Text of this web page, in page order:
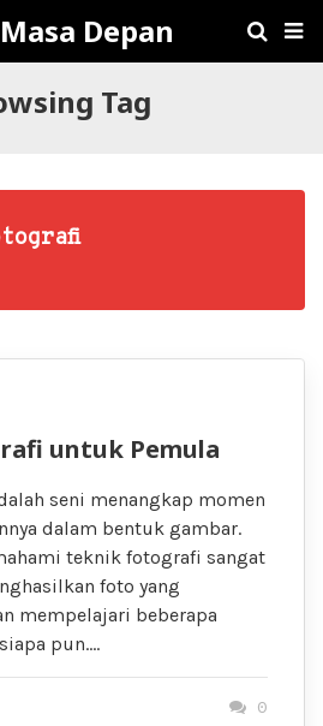
Depan
Tag
untuk Pemula
seni menangkap momen
dalam bentuk gambar.
teknik fotografi sangat
foto yang
mempelajari beberapa
pun….
0